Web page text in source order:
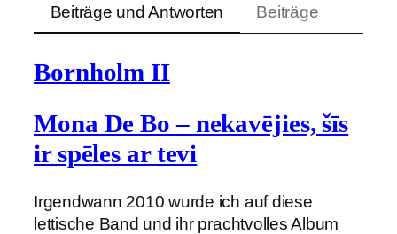
Beiträge und Antworten Beiträge
Bornholm II
Mona De Bo – nekavējies, šīs
ir spēles ar tevi
Irgendwann 2010 wurde ich auf diese
lettische Band und ihr prachtvolles Album